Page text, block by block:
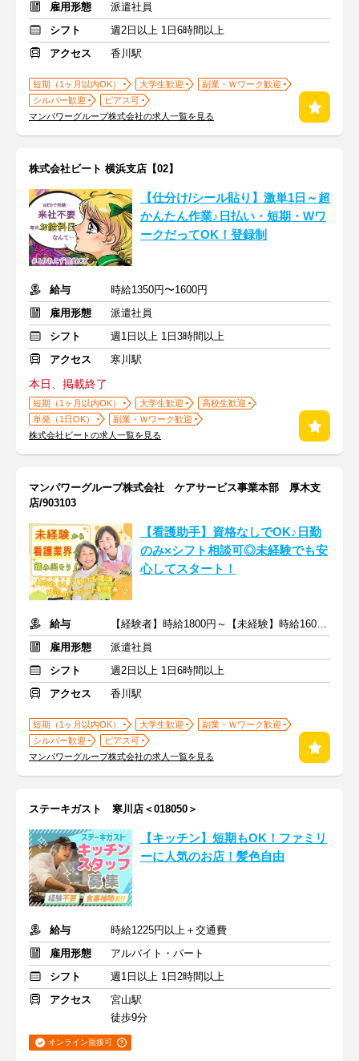
雇用形態
派遣社員
シフト
週2日以上 1日6時間以上
アクセス
香川駅
短期（1ヶ月以内OK） 大学生歓迎
副業・Ｗワーク歓迎
シルバー歓迎
ピアス可
マンパワーグループ株式会社の求人一覧を見る
株式会社ビート 横浜支店【02】
【仕分け/シール貼り】激単1日～超
かんたん作業♪日払い・短期・Wワ
ークだってOK！登録制
給与
時給1350円〜1600円
雇用形態
派遣社員
シフト
週1日以上 1日3時間以上
アクセス
寒川駅
本日、掲載終了
短期（1ヶ月以内OK） 大学生歓迎
高校生歓迎
単発（1日OK）
副業・Ｗワーク歓迎
株式会社ビートの求人一覧を見る
マンパワーグループ株式会社 ケアサービス事業本部 厚木支
店/903103
【看護助手】資格なしでOK♪日勤
のみ×シフト相談可◎未経験でも安
心してスタート！
給与
【経験者】時給1800円～【未経験】時給1600円～ ※交通費全額
雇用形態
派遣社員
シフト
週2日以上 1日6時間以上
アクセス
香川駅
短期（1ヶ月以内OK） 大学生歓迎
副業・Ｗワーク歓迎
シルバー歓迎
ピアス可
マンパワーグループ株式会社の求人一覧を見る
ステーキガスト 寒川店＜018050＞
【キッチン】短期もOK！ファミリ
ーに人気のお店！髪色自由
給与
時給1225円以上＋交通費
雇用形態
アルバイト・パート
シフト
週1日以上 1日2時間以上
アクセス
宮山駅
徒歩9分
オンライン面接可